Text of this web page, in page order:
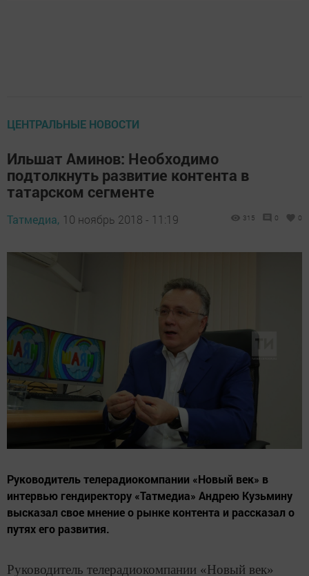
ЦЕНТРАЛЬНЫЕ НОВОСТИ
Ильшат Аминов: Необходимо
подтолкнуть развитие контента в
татарском сегменте
Татмедиа, 10 ноябрь 2018 - 11:19 315 0 0
Руководитель телерадиокомпании «Новый век» в
интервью гендиректору «Татмедиа» Андрею Кузьмину
высказал свое мнение о рынке контента и рассказал о
путях его развития.
Руководитель телерадиокомпании «Новый век»